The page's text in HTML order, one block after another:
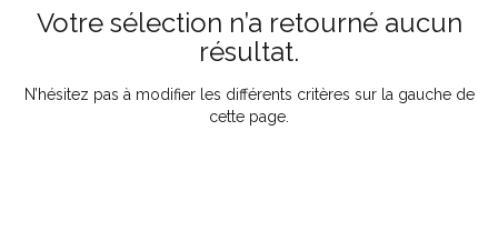
Votre sélection n’a retourné aucun
résultat.
N’hésitez pas à modifier les différents critères sur la gauche de
cette page.